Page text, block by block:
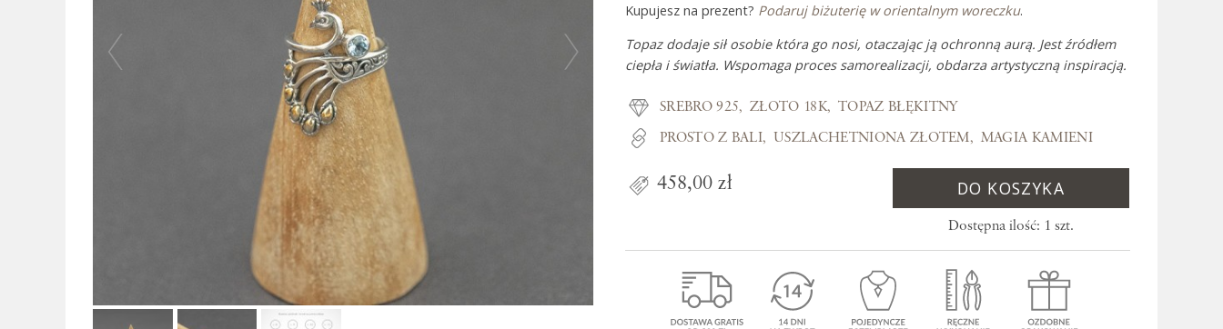
Z miłości do Bali
Jak to się zaczęło?
Wyspa pełna inspiracji
Kupujesz na prezent? Podaruj biżuterię w orientalnym woreczku.
Topaz dodaje sił osobie która go nosi, otaczając ją ochronną aurą. Jest źródłem
ciepła i światła. Wspomaga proces samorealizacji, obdarza artystyczną inspiracją.
SREBRO 925 ZŁOTO 18K TOPAZ BŁĘKITNY
PROSTO Z BALI USZLACHETNIONA ZŁOTEM MAGIA KAMIENI
458,00 zł DO KOSZYKA
Dostępna ilość: 1 szt.